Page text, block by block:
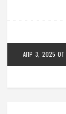
АПР 3, 2025 ОТ